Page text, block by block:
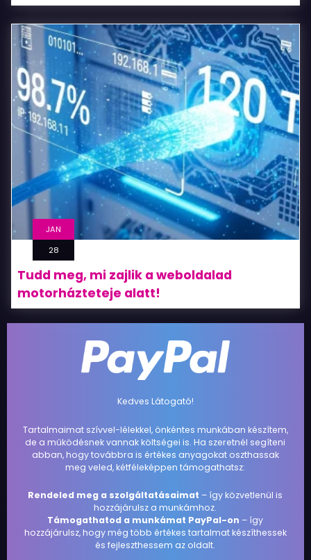
JAN
28
Tudd meg, mi zajlik a weboldalad
motorházteteje alatt!
Kedves Látogató!
Tartalmaimat szívvel-lélekkel, önkéntes munkában készítem,
de a működésnek vannak költségei is. Ha szeretnél segíteni
abban, hogy továbbra is értékes anyagokat oszthassak
meg veled, kétféleképpen támogathatsz:
Rendeled meg a szolgáltatásaimat – így közvetlenül is
hozzájárulsz a munkámhoz.
Támogathatod a munkámat PayPal-on – így
hozzájárulsz, hogy még több értékes tartalmat készíthessek
és fejleszthessem az oldalt.